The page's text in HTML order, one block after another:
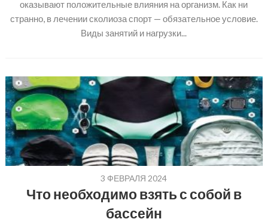
оказывают положительные влияния на организм. Как ни
странно, в лечении сколиоза спорт — обязательное условие.
Виды занятий и нагрузки...
3 ФЕВРАЛЯ 2024
Что необходимо взять с собой в
бассейн